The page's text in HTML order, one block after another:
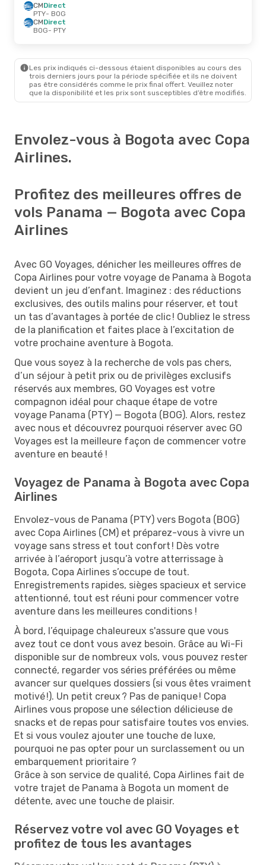
CMDirect
PTY- BOG
CMDirect
BOG- PTY
Les prix indiqués ci-dessous étaient disponibles au cours des
trois derniers jours pour la période spécifiée et ils ne doivent
pas être considérés comme le prix final offert. Veuillez noter
que la disponibilité et les prix sont susceptibles d’être modifiés.
Envolez-vous à Bogota avec Copa
Airlines.
Profitez des meilleures offres de
vols Panama — Bogota avec Copa
Airlines
Avec GO Voyages, dénicher les meilleures offres de
Copa Airlines pour votre voyage de Panama à Bogota
devient un jeu d’enfant. Imaginez : des réductions
exclusives, des outils malins pour réserver, et tout
un tas d’avantages à portée de clic ! Oubliez le stress
de la planification et faites place à l’excitation de
votre prochaine aventure à Bogota.
Que vous soyez à la recherche de vols pas chers,
d’un séjour à petit prix ou de privilèges exclusifs
réservés aux membres, GO Voyages est votre
compagnon idéal pour chaque étape de votre
voyage Panama (PTY) — Bogota (BOG). Alors, restez
avec nous et découvrez pourquoi réserver avec GO
Voyages est la meilleure façon de commencer votre
aventure en beauté !
Voyagez de Panama à Bogota avec Copa
Airlines
Envolez-vous de Panama (PTY) vers Bogota (BOG)
avec Copa Airlines (CM) et préparez-vous à vivre un
voyage sans stress et tout confort ! Dès votre
arrivée à l’aéroport jusqu’à votre atterrissage à
Bogota, Copa Airlines s’occupe de tout.
Enregistrements rapides, sièges spacieux et service
attentionné, tout est réuni pour commencer votre
aventure dans les meilleures conditions !
À bord, l’équipage chaleureux s'assure que vous
avez tout ce dont vous avez besoin. Grâce au Wi-Fi
disponible sur de nombreux vols, vous pouvez rester
connecté, regarder vos séries préférées ou même
avancer sur quelques dossiers (si vous êtes vraiment
motivé !). Un petit creux ? Pas de panique ! Copa
Airlines vous propose une sélection délicieuse de
snacks et de repas pour satisfaire toutes vos envies.
Et si vous voulez ajouter une touche de luxe,
pourquoi ne pas opter pour un surclassement ou un
embarquement prioritaire ?
Grâce à son service de qualité, Copa Airlines fait de
votre trajet de Panama à Bogota un moment de
détente, avec une touche de plaisir.
Réservez votre vol avec GO Voyages et
profitez de tous les avantages